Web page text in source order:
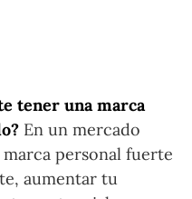
tener una marca
En un mercado
personal fuerte
aumentar tu